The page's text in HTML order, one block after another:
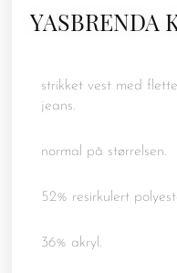
YASBRENDA
strikket vest med
jeans.
normal på størrelsen.
52% resirkulert
36% akryl.